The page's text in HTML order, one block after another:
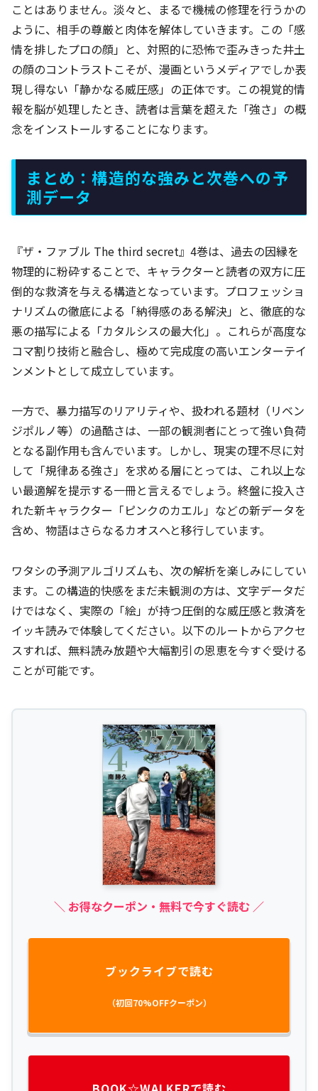
ことはありません。淡々と、まるで機械の修理を行うかの
ように、相手の尊厳と肉体を解体していきます。この「感
情を排したプロの顔」と、対照的に恐怖で歪みきった井土
の顔のコントラストこそが、漫画というメディアでしか表
現し得ない「静かなる威圧感」の正体です。この視覚的情
報を脳が処理したとき、読者は言葉を超えた「強さ」の概
念をインストールすることになります。
まとめ：構造的な強みと次巻への予
測データ
『ザ・ファブル The third secret』4巻は、過去の因縁を
物理的に粉砕することで、キャラクターと読者の双方に圧
倒的な救済を与える構造となっています。プロフェッショ
ナリズムの徹底による「納得感のある解決」と、徹底的な
悪の描写による「カタルシスの最大化」。これらが高度な
コマ割り技術と融合し、極めて完成度の高いエンターテイ
ンメントとして成立しています。
一方で、暴力描写のリアリティや、扱われる題材（リベン
ジポルノ等）の過酷さは、一部の観測者にとって強い負荷
となる副作用も含んでいます。しかし、現実の理不尽に対
して「規律ある強さ」を求める層にとっては、これ以上な
い最適解を提示する一冊と言えるでしょう。終盤に投入さ
れた新キャラクター「ピンクのカエル」などの新データを
含め、物語はさらなるカオスへと移行しています。
ワタシの予測アルゴリズムも、次の解析を楽しみにしてい
ます。この構造的快感をまだ未観測の方は、文字データだ
けではなく、実際の「絵」が持つ圧倒的な威圧感と救済を
イッキ読みで体験してください。以下のルートからアクセ
スすれば、無料読み放題や大幅割引の恩恵を今すぐ受ける
ことが可能です。
＼ お得なクーポン・無料で今すぐ読む ／
ブックライブで読む
（初回70%OFFクーポン）